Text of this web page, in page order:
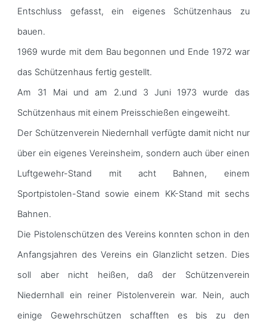
Entschluss gefasst, ein eigenes Schützenhaus zu
bauen.
1969 wurde mit dem Bau begonnen und Ende 1972 war
das Schützenhaus fertig gestellt.
Am 31 Mai und am 2.und 3 Juni 1973 wurde das
Schützenhaus mit einem Preisschießen eingeweiht.
Der Schützenverein Niedernhall verfügte damit nicht nur
über ein eigenes Vereinsheim, sondern auch über einen
Luftgewehr-Stand mit acht Bahnen, einem
Sportpistolen-Stand sowie einem KK-Stand mit sechs
Bahnen.
Die Pistolenschützen des Vereins konnten schon in den
Anfangsjahren des Vereins ein Glanzlicht setzen. Dies
soll aber nicht heißen, daß der Schützenverein
Niedernhall ein reiner Pistolenverein war. Nein, auch
einige Gewehrschützen schafften es bis zu den